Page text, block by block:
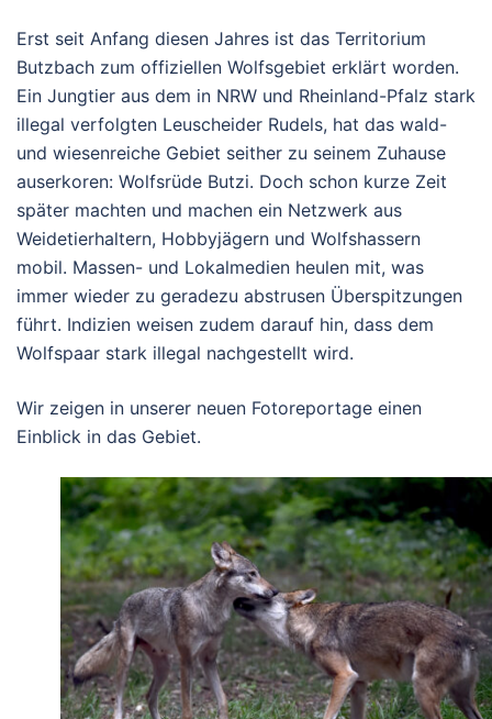
Erst seit Anfang diesen Jahres ist das Territorium
Butzbach zum offiziellen Wolfsgebiet erklärt worden.
Ein Jungtier aus dem in NRW und Rheinland-Pfalz stark
illegal verfolgten Leuscheider Rudels, hat das wald-
und wiesenreiche Gebiet seither zu seinem Zuhause
auserkoren: Wolfsrüde Butzi. Doch schon kurze Zeit
später machten und machen ein Netzwerk aus
Weidetierhaltern, Hobbyjägern und Wolfshassern
mobil. Massen- und Lokalmedien heulen mit, was
immer wieder zu geradezu abstrusen Überspitzungen
führt. Indizien weisen zudem darauf hin, dass dem
Wolfspaar stark illegal nachgestellt wird.
Wir zeigen in unserer neuen Fotoreportage einen
Einblick in das Gebiet.